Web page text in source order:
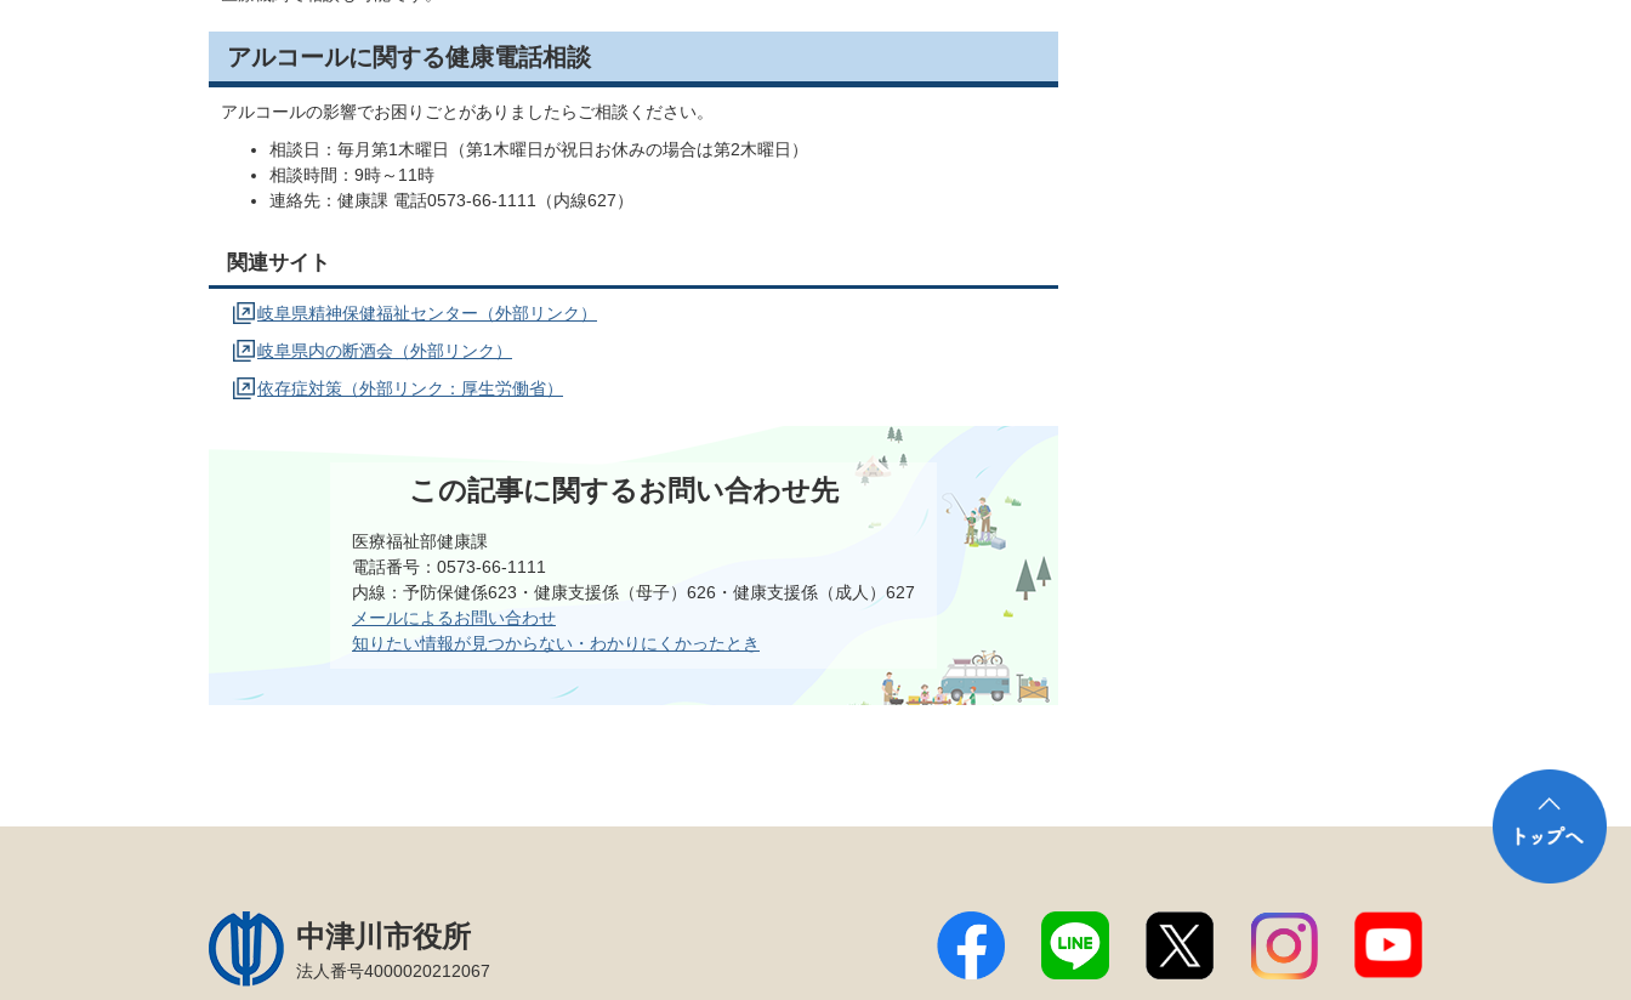
アルコールに関する健康電話相談
アルコールの影響でお困りごとがありましたらご相談ください。
相談日：毎月第1木曜日（第1木曜日が祝日お休みの場合は第2木曜日）
相談時間：9時～11時
連絡先：健康課 電話0573-66-1111（内線627）
関連サイト
岐阜県精神保健福祉センター（外部リンク）
岐阜県内の断酒会（外部リンク）
依存症対策（外部リンク：厚生労働省）
この記事に関するお問い合わせ先
医療福祉部健康課
電話番号：0573-66-1111
内線：予防保健係623・健康支援係（母子）626・健康支援係（成人）627
メールによるお問い合わせ
知りたい情報が見つからない・わかりにくかったとき
中津川市役所
法人番号4000020212067